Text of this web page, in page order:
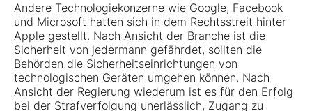
Andere Technologiekonzerne wie Google, Facebook
und Microsoft hatten sich in dem Rechtsstreit hinter
Apple gestellt. Nach Ansicht der Branche ist die
Sicherheit von jedermann gefährdet, sollten die
Behörden die Sicherheitseinrichtungen von
technologischen Geräten umgehen können. Nach
Ansicht der Regierung wiederum ist es für den Erfolg
bei der Strafverfolgung unerlässlich, Zugang zu